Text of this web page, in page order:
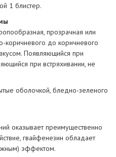
1 блистер.
прозрачная или
коричневого до коричневого
Появляющийся при
при встряхивании, не
оболочкой, бледно-зеленого
оказывает преимущественно
гвайфенезин обладает
эффектом.